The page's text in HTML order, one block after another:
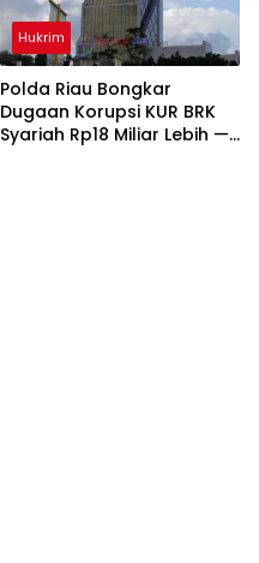
Hukrim
Polda Riau Bongkar
Dugaan Korupsi KUR BRK
Syariah Rp18 Miliar Lebih —